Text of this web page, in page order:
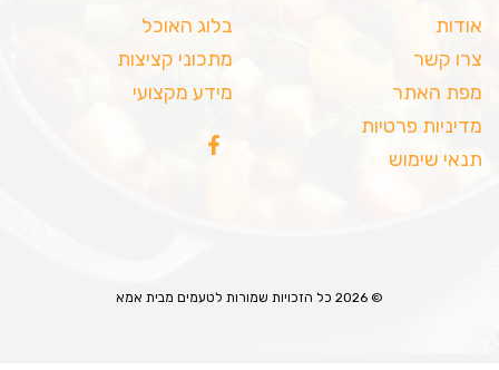
אודות
צרו קשר
מפת האתר
מדיניות פרטיות
תנאי שימוש
בלוג האוכל
מתכוני קציצות
מידע מקצועי
© 2026 כל הזכויות שמורות לטעמים מבית אמא